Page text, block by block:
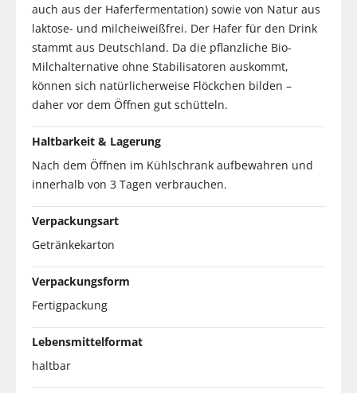
auch aus der Haferfermentation) sowie von Natur aus
laktose- und milcheiweißfrei. Der Hafer für den Drink
stammt aus Deutschland. Da die pflanzliche Bio-
Milchalternative ohne Stabilisatoren auskommt,
können sich natürlicherweise Flöckchen bilden –
daher vor dem Öffnen gut schütteln.
Haltbarkeit & Lagerung
Nach dem Öffnen im Kühlschrank aufbewahren und
innerhalb von 3 Tagen verbrauchen.
Verpackungsart
Getränkekarton
Verpackungsform
Fertigpackung
Lebensmittelformat
haltbar